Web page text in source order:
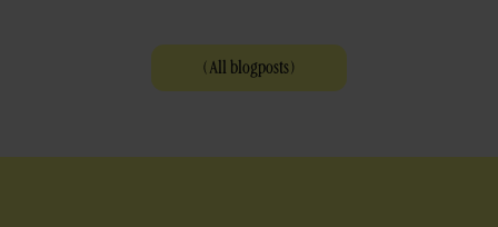
(All blogposts)